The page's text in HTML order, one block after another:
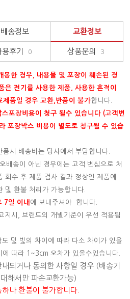
배송정보 교환정보
용후기 0 상품문의 3
봉한 경우, 내용물 및 포장이 훼손된 경
은 전기를 사용한 제품, 사용한 흔적이
제품일 경우 교환,반품이 불가합니다.
포장비용이 청구 될수 있습니다 (고객변
포장박스 비용이 별도로 청구될 수 있습
시 배송비는 당사에서 부담합니다.
배송이 아닌 경우에는 고객 변심으로 처
회수 후 제품 검사 결과 정상인 제품에
및 환불 처리가 가능합니다.
7일 이내 에 보내주셔야 합니다.
시, 브랜드의 개별기준이 우선 적용됩
및 빛의 차이에 따라 다소 차이가 있을
따라 1~3cm 오차가 있을수있습니다.
되거나 동의한 사항일 경우 (배송기
해서만 파손교환가능)
나 환불이 불가합니다.